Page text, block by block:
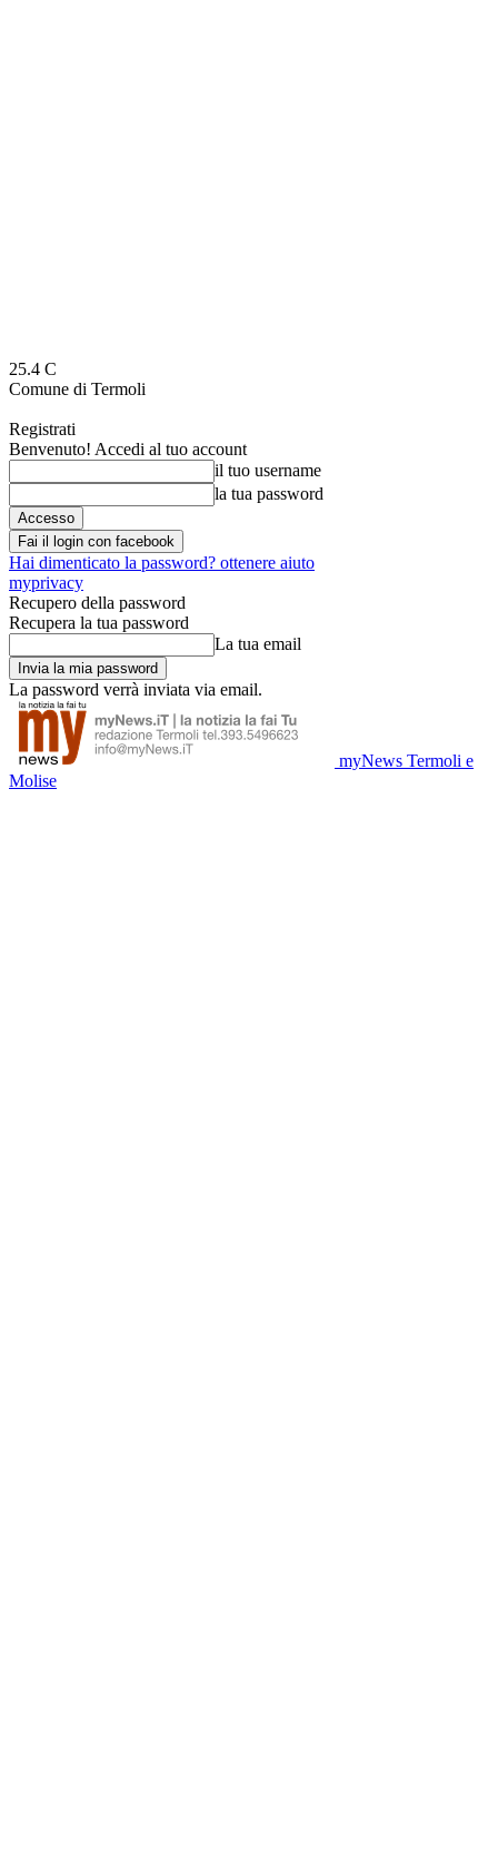
25.4 C
Comune di Termoli
Registrati
Benvenuto! Accedi al tuo account
il tuo username
la tua password
Fai il login con facebook
Hai dimenticato la password? ottenere aiuto
myprivacy
Recupero della password
Recupera la tua password
La tua email
La password verrà inviata via email.
myNews Termoli e
Molise